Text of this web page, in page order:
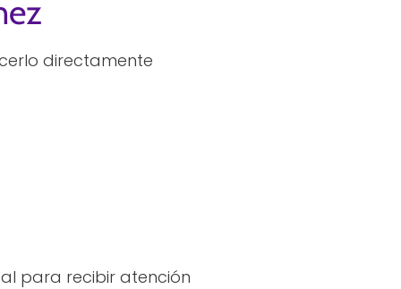
directamente
para recibir atención